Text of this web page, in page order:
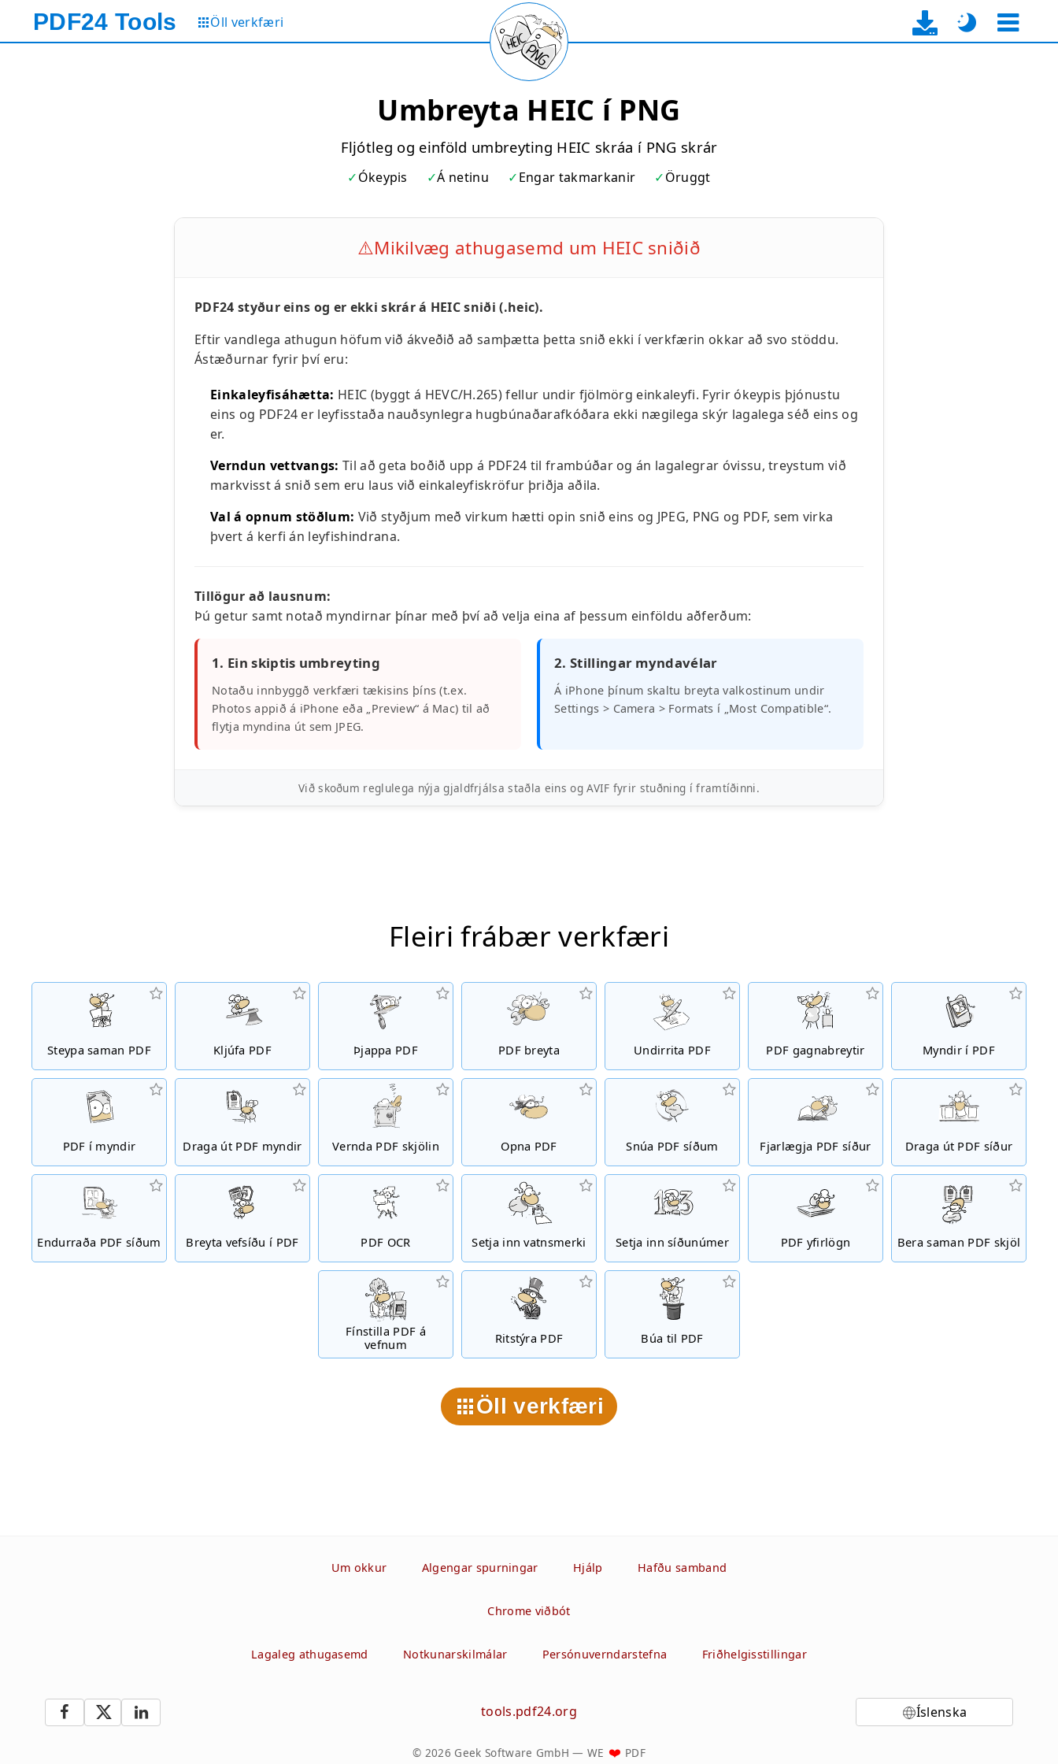
PDF24 Tools Öll verkfæri
Umbreyta HEIC í PNG
Fljótleg og einföld umbreyting HEIC skráa í PNG skrár
Ókeypis Á netinu Engar takmarkanir Öruggt
⚠️Mikilvæg athugasemd um HEIC sniðið
PDF24 styður eins og er ekki skrár á HEIC sniði (.heic).
Eftir vandlega athugun höfum við ákveðið að samþætta þetta snið ekki í verkfærin okkar að svo stöddu.
Ástæðurnar fyrir því eru:
Einkaleyfisáhætta: HEIC (byggt á HEVC/H.265) fellur undir fjölmörg einkaleyfi. Fyrir ókeypis þjónustu
eins og PDF24 er leyfisstaða nauðsynlegra hugbúnaðarafkóðara ekki nægilega skýr lagalega séð eins og
er.
Verndun vettvangs: Til að geta boðið upp á PDF24 til frambúðar og án lagalegrar óvissu, treystum við
markvisst á snið sem eru laus við einkaleyfiskröfur þriðja aðila.
Val á opnum stöðlum: Við styðjum með virkum hætti opin snið eins og JPEG, PNG og PDF, sem virka
þvert á kerfi án leyfishindrana.
Tillögur að lausnum:
Þú getur samt notað myndirnar þínar með því að velja eina af þessum einföldu aðferðum:
1. Ein skiptis umbreyting
Notaðu innbyggð verkfæri tækisins þíns (t.ex.
Photos appið á iPhone eða „Preview“ á Mac) til að
flytja myndina út sem JPEG.
2. Stillingar myndavélar
Á iPhone þínum skaltu breyta valkostinum undir
Settings > Camera > Formats í „Most Compatible“.
Við skoðum reglulega nýja gjaldfrjálsa staðla eins og AVIF fyrir stuðning í framtíðinni.
Fleiri frábær verkfæri
Steypa saman PDF Kljúfa PDF Þjappa PDF PDF breyta Undirrita PDF PDF gagnabreytir Myndir í PDF
PDF í myndir Draga út PDF myndir Vernda PDF skjölin Opna PDF Snúa PDF síðum Fjarlægja PDF síður Draga út PDF síður
Endurraða PDF síðum Breyta vefsíðu í PDF PDF OCR Setja inn vatnsmerki Setja inn síðunúmer PDF yfirlögn Bera saman PDF skjöl
Fínstilla PDF á
vefnum
Ritstýra PDF Búa til PDF
Öll verkfæri
Um okkur Algengar spurningar Hjálp Hafðu samband
Chrome viðbót
Lagaleg athugasemd Notkunarskilmálar Persónuverndarstefna Friðhelgisstillingar
Íslenska
tools.pdf24.org
© 2026 Geek Software GmbH — WE PDF